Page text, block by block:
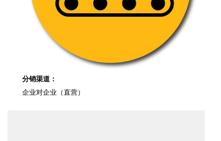
分销渠道：
企业对企业（直营）